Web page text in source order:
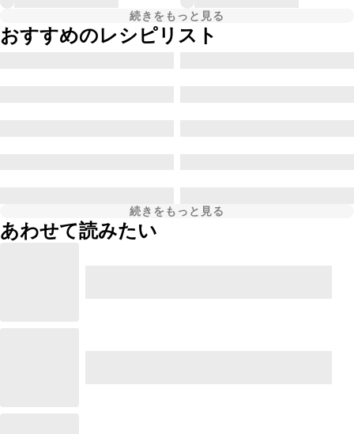
続きをもっと見る
おすすめのレシピリスト
続きをもっと見る
あわせて読みたい